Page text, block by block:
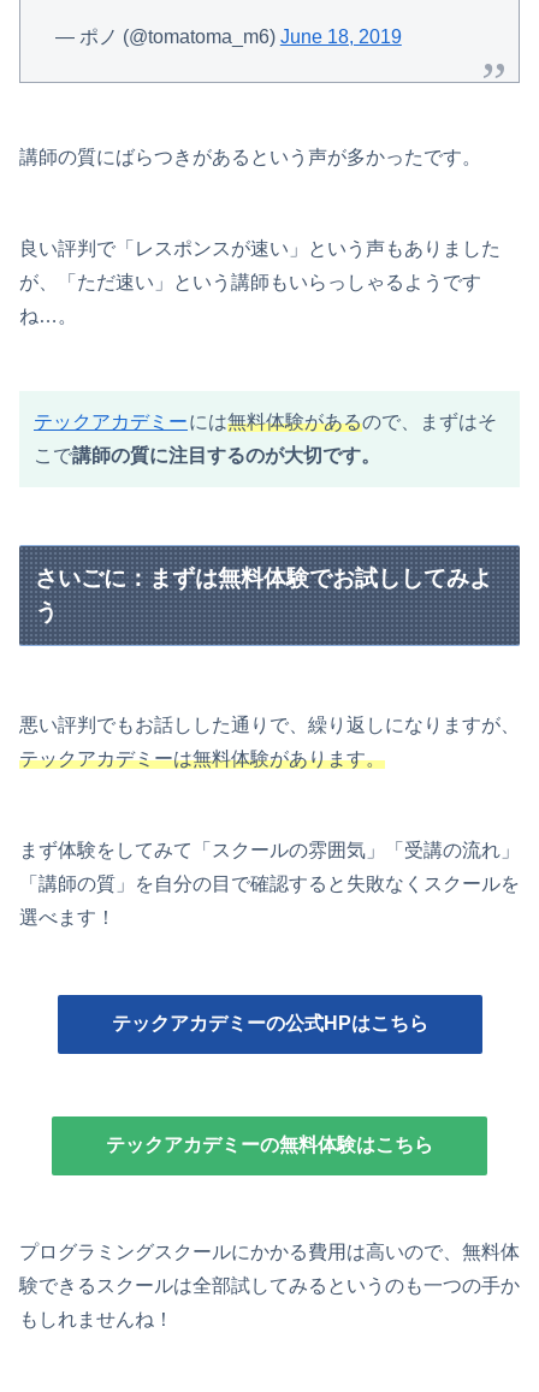
— ポノ (@tomatoma_m6) June 18, 2019
講師の質にばらつきがあるという声が多かったです。
良い評判で「レスポンスが速い」という声もありました
が、「ただ速い」という講師もいらっしゃるようです
ね…。
テックアカデミーには無料体験があるので、まずはそ
こで講師の質に注目するのが大切です。
さいごに：まずは無料体験でお試ししてみよ
う
悪い評判でもお話しした通りで、繰り返しになりますが、
テックアカデミーは無料体験があります。
まず体験をしてみて「スクールの雰囲気」「受講の流れ」
「講師の質」を自分の目で確認すると失敗なくスクールを
選べます！
テックアカデミーの公式HPはこちら
テックアカデミーの無料体験はこちら
プログラミングスクールにかかる費用は高いので、無料体
験できるスクールは全部試してみるというのも一つの手か
もしれませんね！